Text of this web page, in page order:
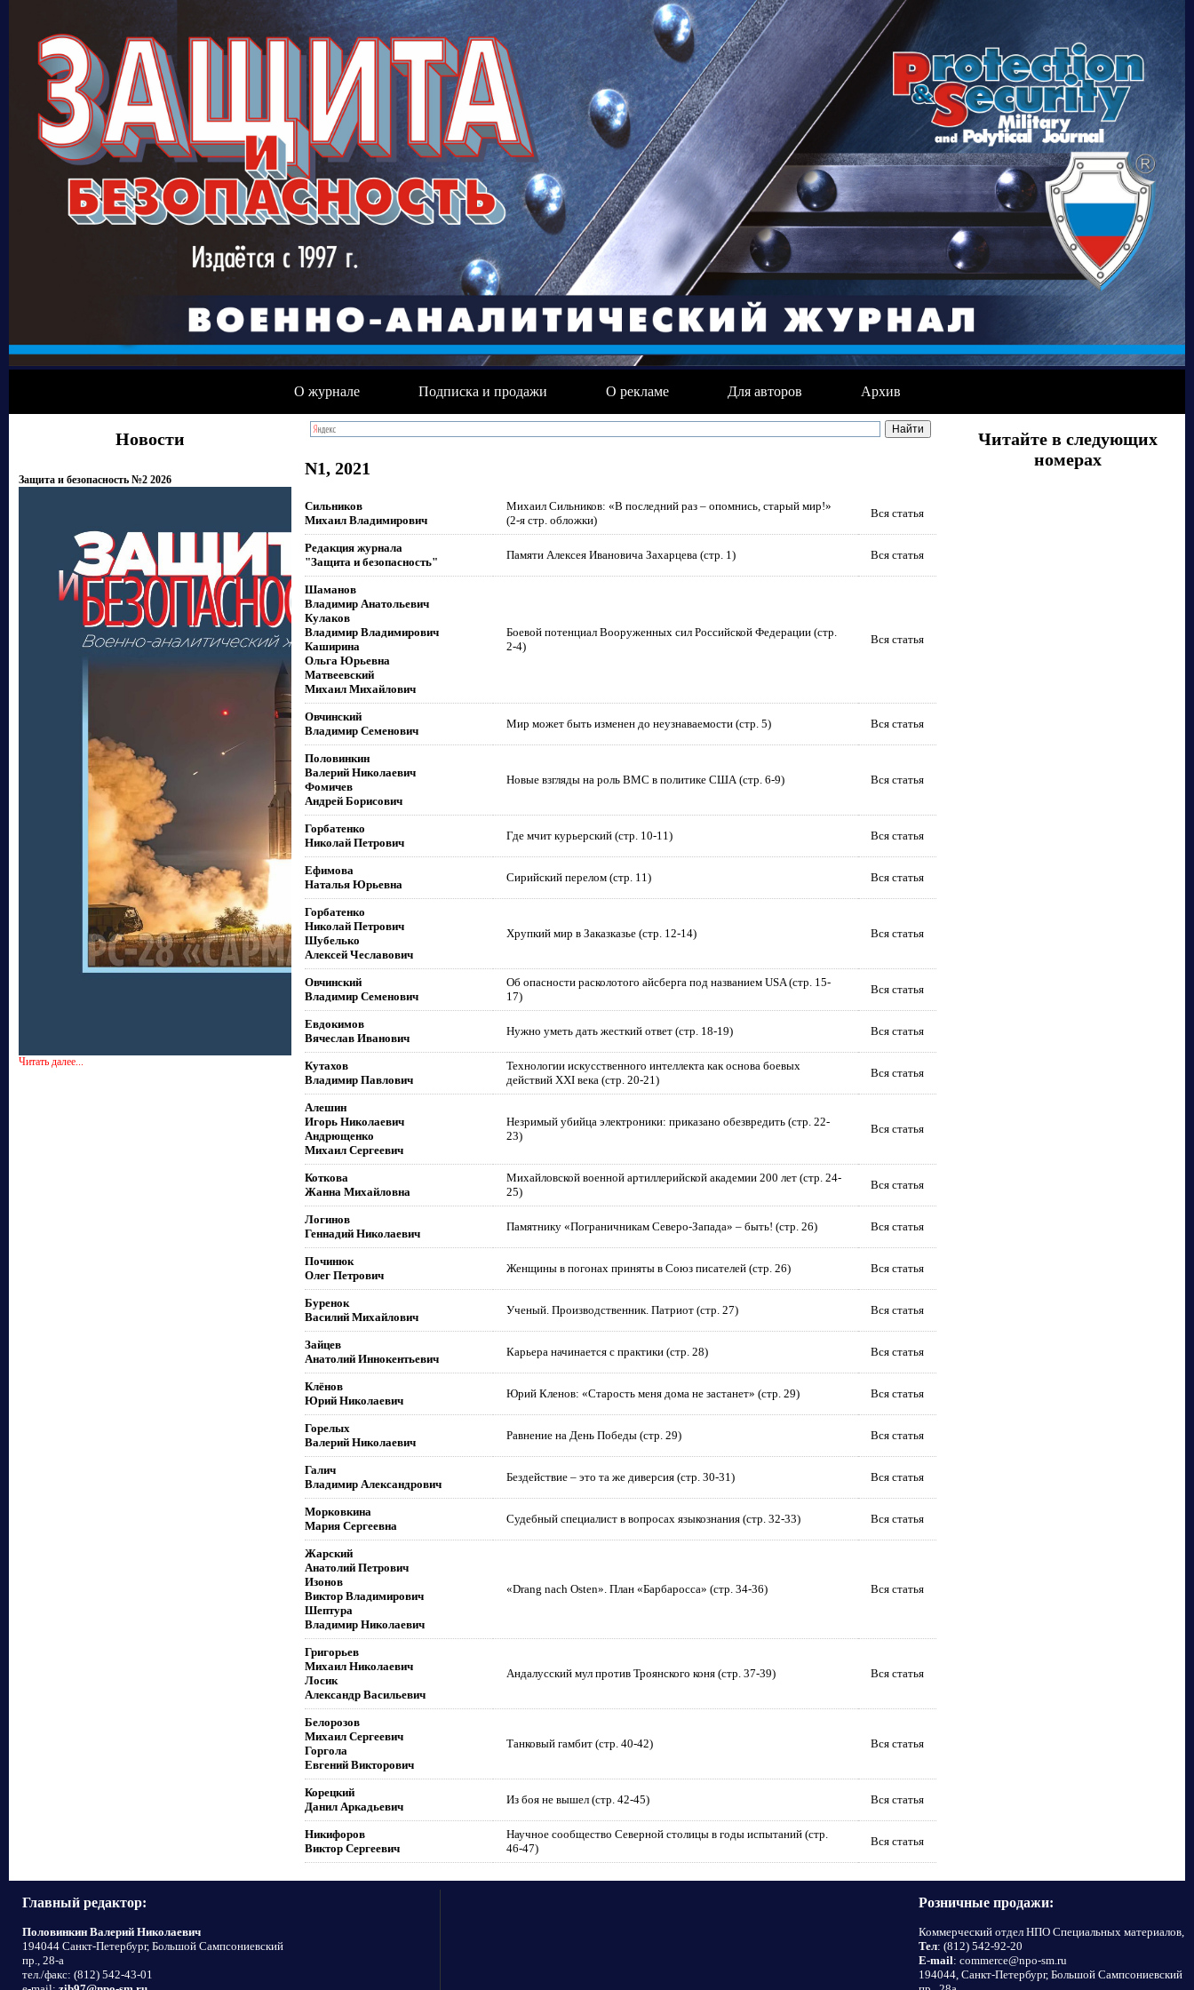
О журнале Подписка и продажи О рекламе Для авторов Архив
Новости
Защита и безопасность №2 2026
Читать далее...
N1, 2021
Сильников
Михаил Владимирович
Михаил Сильников: «В последний раз – опомнись, старый мир!»
(2-я стр. обложки)
Вся статья
Редакция журнала
"Защита и безопасность"
Памяти Алексея Ивановича Захарцева (стр. 1) Вся статья
Шаманов
Владимир Анатольевич
Кулаков
Владимир Владимирович
Каширина
Ольга Юрьевна
Матвеевский
Михаил Михайлович
Боевой потенциал Вооруженных сил Российской Федерации (стр.
2-4)
Вся статья
Овчинский
Владимир Семенович
Мир может быть изменен до неузнаваемости (стр. 5) Вся статья
Половинкин
Валерий Николаевич
Фомичев
Андрей Борисович
Новые взгляды на роль ВМС в политике США (стр. 6-9) Вся статья
Горбатенко
Николай Петрович
Где мчит курьерский (стр. 10-11) Вся статья
Ефимова
Наталья Юрьевна
Сирийский перелом (стр. 11) Вся статья
Горбатенко
Николай Петрович
Шубелько
Алексей Чеславович
Хрупкий мир в Заказказье (стр. 12-14) Вся статья
Овчинский
Владимир Семенович
Об опасности расколотого айсберга под названием USA (стр. 15-
17)
Вся статья
Евдокимов
Вячеслав Иванович
Нужно уметь дать жесткий ответ (стр. 18-19) Вся статья
Кутахов
Владимир Павлович
Технологии искусственного интеллекта как основа боевых
действий XXI века (стр. 20-21)
Вся статья
Алешин
Игорь Николаевич
Андрющенко
Михаил Сергеевич
Незримый убийца электроники: приказано обезвредить (стр. 22-
23)
Вся статья
Коткова
Жанна Михайловна
Михайловской военной артиллерийской академии 200 лет (стр. 24-
25)
Вся статья
Логинов
Геннадий Николаевич
Памятнику «Пограничникам Северо-Запада» – быть! (стр. 26) Вся статья
Починюк
Олег Петрович
Женщины в погонах приняты в Союз писателей (стр. 26) Вся статья
Буренок
Василий Михайлович
Ученый. Производственник. Патриот (стр. 27) Вся статья
Зайцев
Анатолий Иннокентьевич
Карьера начинается с практики (стр. 28) Вся статья
Клёнов
Юрий Николаевич
Юрий Кленов: «Старость меня дома не застанет» (стр. 29) Вся статья
Горелых
Валерий Николаевич
Равнение на День Победы (стр. 29) Вся статья
Галич
Владимир Александрович
Бездействие – это та же диверсия (стр. 30-31) Вся статья
Морковкина
Мария Сергеевна
Судебный специалист в вопросах языкознания (стр. 32-33) Вся статья
Жарский
Анатолий Петрович
Изонов
Виктор Владимирович
Шептура
Владимир Николаевич
«Drang nach Osten». План «Барбаросса» (стр. 34-36) Вся статья
Григорьев
Михаил Николаевич
Лосик
Александр Васильевич
Андалусский мул против Троянского коня (стр. 37-39) Вся статья
Белорозов
Михаил Сергеевич
Горгола
Евгений Викторович
Танковый гамбит (стр. 40-42) Вся статья
Корецкий
Данил Аркадьевич
Из боя не вышел (стр. 42-45) Вся статья
Никифоров
Виктор Сергеевич
Научное сообщество Северной столицы в годы испытаний (стр.
46-47)
Вся статья
Читайте в следующих
номерах
Главный редактор:
Половинкин Валерий Николаевич
194044 Санкт-Петербург, Большой Сампсониевский
пр., 28-а
тел./факс: (812) 542-43-01
Розничные продажи:
Коммерческий отдел НПО Специальных материалов,
Тел: (812) 542-92-20
E-mail: commerce@npo-sm.ru
194044, Санкт-Петербург, Большой Сампсониевский